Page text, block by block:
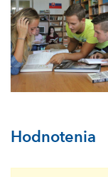
Hodnotenia